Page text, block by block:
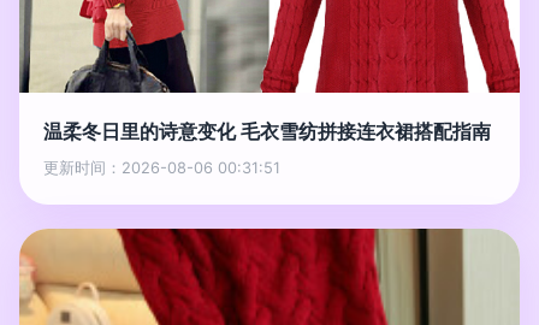
温柔冬日里的诗意变化 毛衣雪纺拼接连衣裙搭配指南
更新时间：2026-08-06 00:31:51